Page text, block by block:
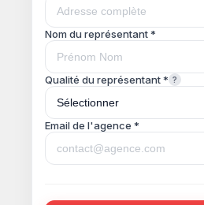
Nom du représentant *
Qualité du représentant * ?
Email de l'agence *